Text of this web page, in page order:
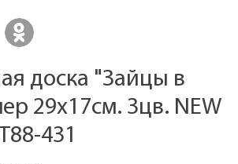
доска "Зайцы в
29х17см. 3цв. NEW
431